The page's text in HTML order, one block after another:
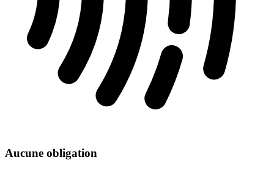
Aucune obligation